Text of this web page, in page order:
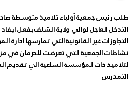
طلب رئيس جمعية أولياء تلاميذ متوسطة صادوق معمر ببلدية أبو الحسن
التدخل العاجل لوالي ولاية الشلف بفعل
التجاوزات غير القانونية التي تمارسها
نشاطات الجمعية التي تعرضت للحرمان في
لتلاميذ ذات المؤسسة الساعية الي تقديم
التمدرس .